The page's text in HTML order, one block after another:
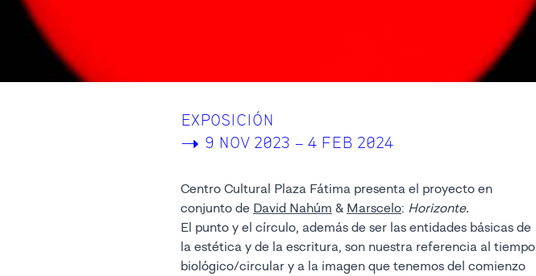
EXPOSICIÓN
-> 9 NOV 2023 – 4 FEB 2024
Centro Cultural Plaza Fátima presenta el proyecto en
conjunto de David Nahúm & Marscelo: Horizonte.
El punto y el círculo, además de ser las entidades básicas de
la estética y de la escritura, son nuestra referencia al tiempo
biológico/circular y a la imagen que tenemos del comienzo